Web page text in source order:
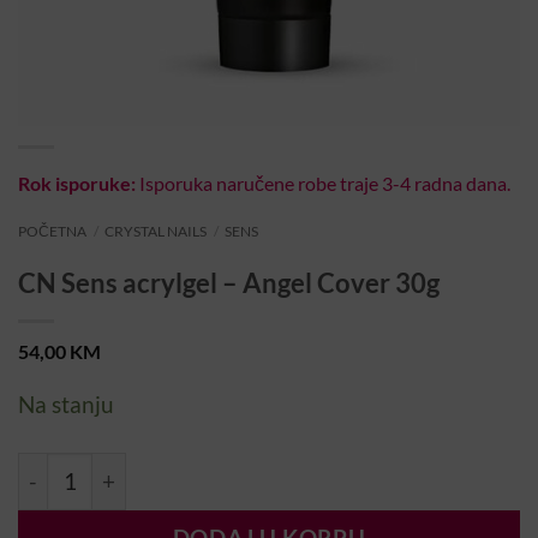
Rok isporuke: Isporuka naručene robe traje 3-4 radna dana.
POČETNA CRYSTAL NAILS SENS
CN Sens acrylgel – Angel Cover 30g
54,00 KM
Na stanju
CN Sens acrylgel - Angel Cover 30g količina